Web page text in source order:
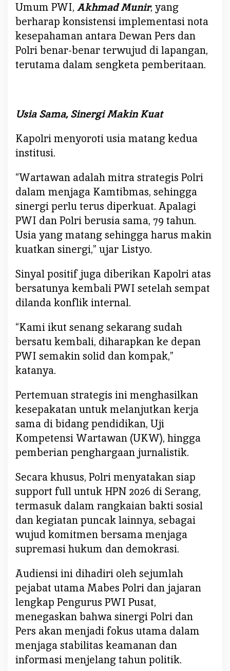
o
n
f
W
j
k
a
a
s
u
P
e
s
e
w
a
w
a
n
P
e
s
Umum PWI, Akhmad Munir, yang
berharap konsistensi implementasi nota
kesepahaman antara Dewan Pers dan
Polri benar-benar terwujud di lapangan,
terutama dalam sengketa pemberitaan.
Usia Sama, Sinergi Makin Kuat
Kapolri menyoroti usia matang kedua
institusi.
“Wartawan adalah mitra strategis Polri
dalam menjaga Kamtibmas, sehingga
sinergi perlu terus diperkuat. Apalagi
PWI dan Polri berusia sama, 79 tahun.
Usia yang matang sehingga harus makin
kuatkan sinergi,” ujar Listyo.
Sinyal positif juga diberikan Kapolri atas
bersatunya kembali PWI setelah sempat
dilanda konflik internal.
“Kami ikut senang sekarang sudah
bersatu kembali, diharapkan ke depan
PWI semakin solid dan kompak,”
katanya.
Pertemuan strategis ini menghasilkan
kesepakatan untuk melanjutkan kerja
sama di bidang pendidikan, Uji
Kompetensi Wartawan (UKW), hingga
pemberian penghargaan jurnalistik.
Secara khusus, Polri menyatakan siap
support full untuk HPN 2026 di Serang,
termasuk dalam rangkaian bakti sosial
dan kegiatan puncak lainnya, sebagai
wujud komitmen bersama menjaga
supremasi hukum dan demokrasi.
Audiensi ini dihadiri oleh sejumlah
pejabat utama Mabes Polri dan jajaran
lengkap Pengurus PWI Pusat,
menegaskan bahwa sinergi Polri dan
Pers akan menjadi fokus utama dalam
menjaga stabilitas keamanan dan
informasi menjelang tahun politik.